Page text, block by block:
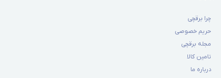
چرا برقچی
حریم خصوصی
مجله برقچی
تامین کالا
درباره ما